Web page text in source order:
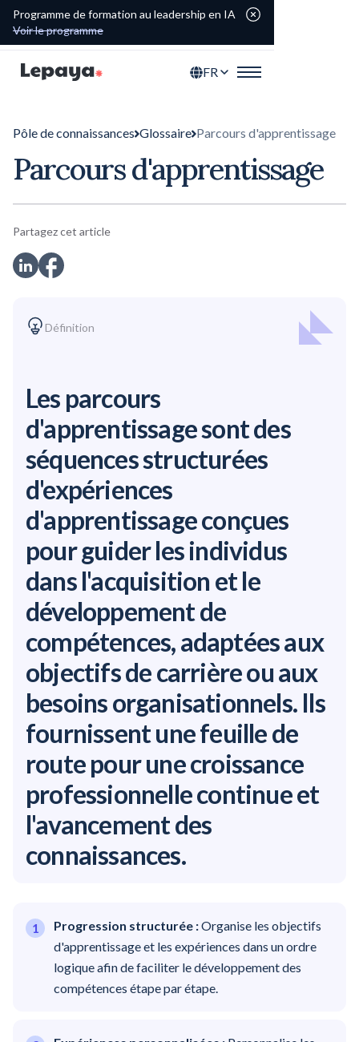
Programme de formation au leadership en IA
Voir le programme
FR
Pôle de connaissances Glossaire Parcours d'apprentissage
Parcours d'apprentissage
Définition
Les parcours
d'apprentissage sont des
séquences structurées
d'expériences
d'apprentissage conçues
pour guider les individus
dans l'acquisition et le
développement de
compétences, adaptées aux
objectifs de carrière ou aux
besoins organisationnels. Ils
fournissent une feuille de
route pour une croissance
professionnelle continue et
l'avancement des
connaissances.
Progression structurée :Organise les objectifs
d'apprentissage et les expériences dans un ordre
logique afin de faciliter le développement des
compétences étape par étape.
Partagez cet article